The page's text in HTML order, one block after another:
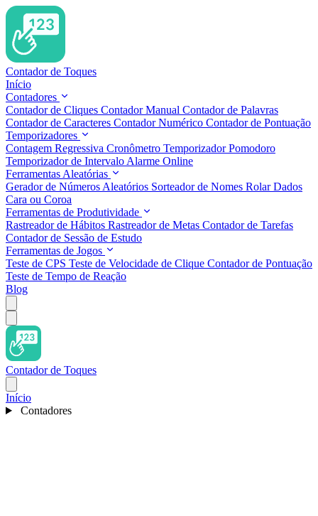
Contador de Toques
Início
Contadores
Contador de Cliques Contador Manual Contador de Palavras
Contador de Caracteres Contador Numérico Contador de Pontuação
Temporizadores
Contagem Regressiva Cronômetro Temporizador Pomodoro
Temporizador de Intervalo Alarme Online
Ferramentas Aleatórias
Gerador de Números Aleatórios Sorteador de Nomes Rolar Dados
Cara ou Coroa
Ferramentas de Produtividade
Rastreador de Hábitos Rastreador de Metas Contador de Tarefas
Contador de Sessão de Estudo
Ferramentas de Jogos
Teste de CPS Teste de Velocidade de Clique Contador de Pontuação
Teste de Tempo de Reação
Blog
Contador de Toques
Início
Contadores